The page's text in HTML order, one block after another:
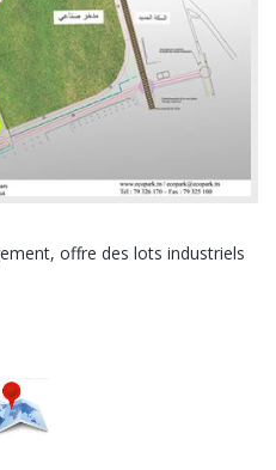
offre des lots industriels